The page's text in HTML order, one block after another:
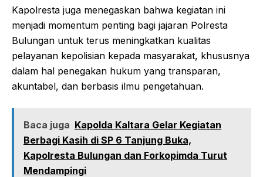
Kapolresta juga menegaskan bahwa kegiatan ini
menjadi momentum penting bagi jajaran Polresta
Bulungan untuk terus meningkatkan kualitas
pelayanan kepolisian kepada masyarakat, khususnya
dalam hal penegakan hukum yang transparan,
akuntabel, dan berbasis ilmu pengetahuan.
Baca juga Kapolda Kaltara Gelar Kegiatan
Berbagi Kasih di SP 6 Tanjung Buka,
Kapolresta Bulungan dan Forkopimda Turut
Mendampingi